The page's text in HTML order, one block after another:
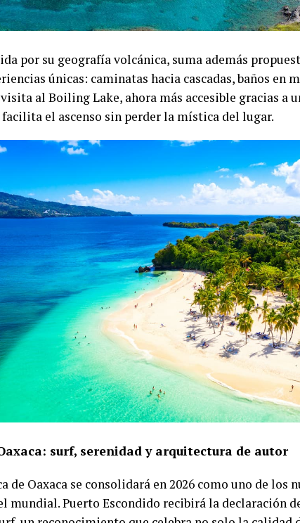
por su geografía volcánica, suma además
únicas: caminatas hacia cascadas, baños en
al Boiling Lake, ahora más accesible gracias a
el ascenso sin perder la mística del lugar.
surf, serenidad y arquitectura de autor
de Oaxaca se consolidará en 2026 como uno de los
mundial. Puerto Escondido recibirá la declaración